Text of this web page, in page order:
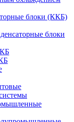
блоки (ККБ)
блоки